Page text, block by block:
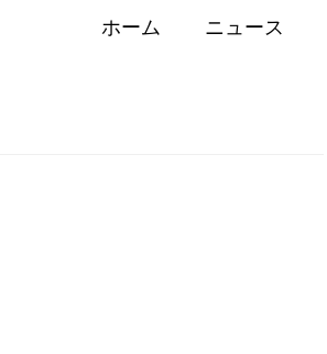
ホーム ニュース